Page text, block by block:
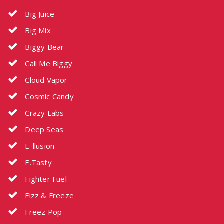
Big Juice
Big Mix
Biggy Bear
Call Me Biggy
Cloud Vapor
Cosmic Candy
Crazy Labs
Deep Seas
E-llusion
E.Tasty
Fighter Fuel
Fizz & Freeze
Freez Pop